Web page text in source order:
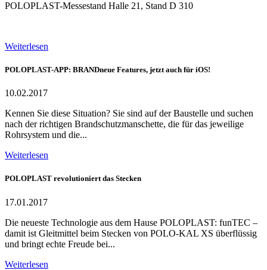
POLOPLAST-Messestand Halle 21, Stand D 310
Weiterlesen
POLOPLAST-APP: BRANDneue Features, jetzt auch für iOS!
10.02.2017
Kennen Sie diese Situation? Sie sind auf der Baustelle und suchen
nach der richtigen Brandschutzmanschette, die für das jeweilige
Rohrsystem und die...
Weiterlesen
POLOPLAST revolutioniert das Stecken
17.01.2017
Die neueste Technologie aus dem Hause POLOPLAST: funTEC –
damit ist Gleitmittel beim Stecken von POLO-KAL XS überflüssig
und bringt echte Freude bei...
Weiterlesen